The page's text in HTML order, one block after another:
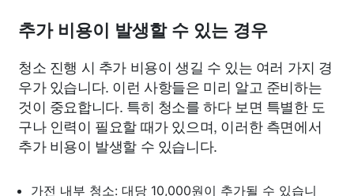
추가 비용이 발생할 수 있는 경우
청소 진행 시 추가 비용이 생길 수 있는 여러 가지 경
우가 있습니다. 이런 사항들은 미리 알고 준비하는
것이 중요합니다. 특히 청소를 하다 보면 특별한 도
구나 인력이 필요할 때가 있으며, 이러한 측면에서
추가 비용이 발생할 수 있습니다.
가전 내부 청소: 대당 10,000원이 추가될 수 있습니